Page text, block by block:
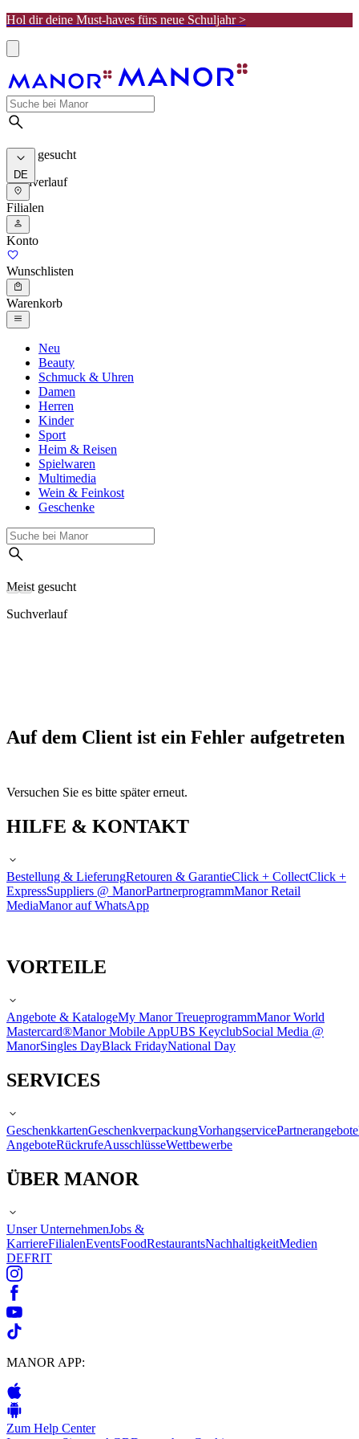
Hol dir deine Must-haves fürs neue Schuljahr >
Meist gesucht
Suchverlauf
DE
Filialen
Konto
Wunschlisten
Warenkorb
Neu
Beauty
Schmuck & Uhren
Damen
Herren
Kinder
Sport
Heim & Reisen
Spielwaren
Multimedia
Wein & Feinkost
Geschenke
Meist gesucht
Suchverlauf
Auf dem Client ist ein Fehler aufgetreten
Versuchen Sie es bitte später erneut.
HILFE & KONTAKT
Bestellung & LieferungRetouren & GarantieClick + CollectClick +
ExpressSuppliers @ ManorPartnerprogrammManor Retail
MediaManor auf WhatsApp
VORTEILE
Angebote & KatalogeMy Manor TreueprogrammManor World
Mastercard®Manor Mobile AppUBS KeyclubSocial Media @
ManorSingles DayBlack FridayNational Day
SERVICES
GeschenkkartenGeschenkverpackungVorhangservicePartnerangebote
AngeboteRückrufeAusschlüsseWettbewerbe
ÜBER MANOR
Unser UnternehmenJobs &
KarriereFilialenEventsFoodRestaurantsNachhaltigkeitMedien
DEFRIT
MANOR APP:
Zum Help Center